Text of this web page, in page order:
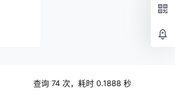
查询 74 次，耗时 0.1888 秒